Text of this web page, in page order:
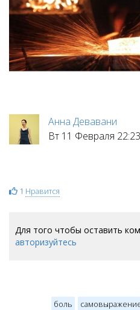
Анна Девавани
Вт 11 Февраля 22:23
1 Нравится
Для того чтобы оставить
авторизуйтесь
боль